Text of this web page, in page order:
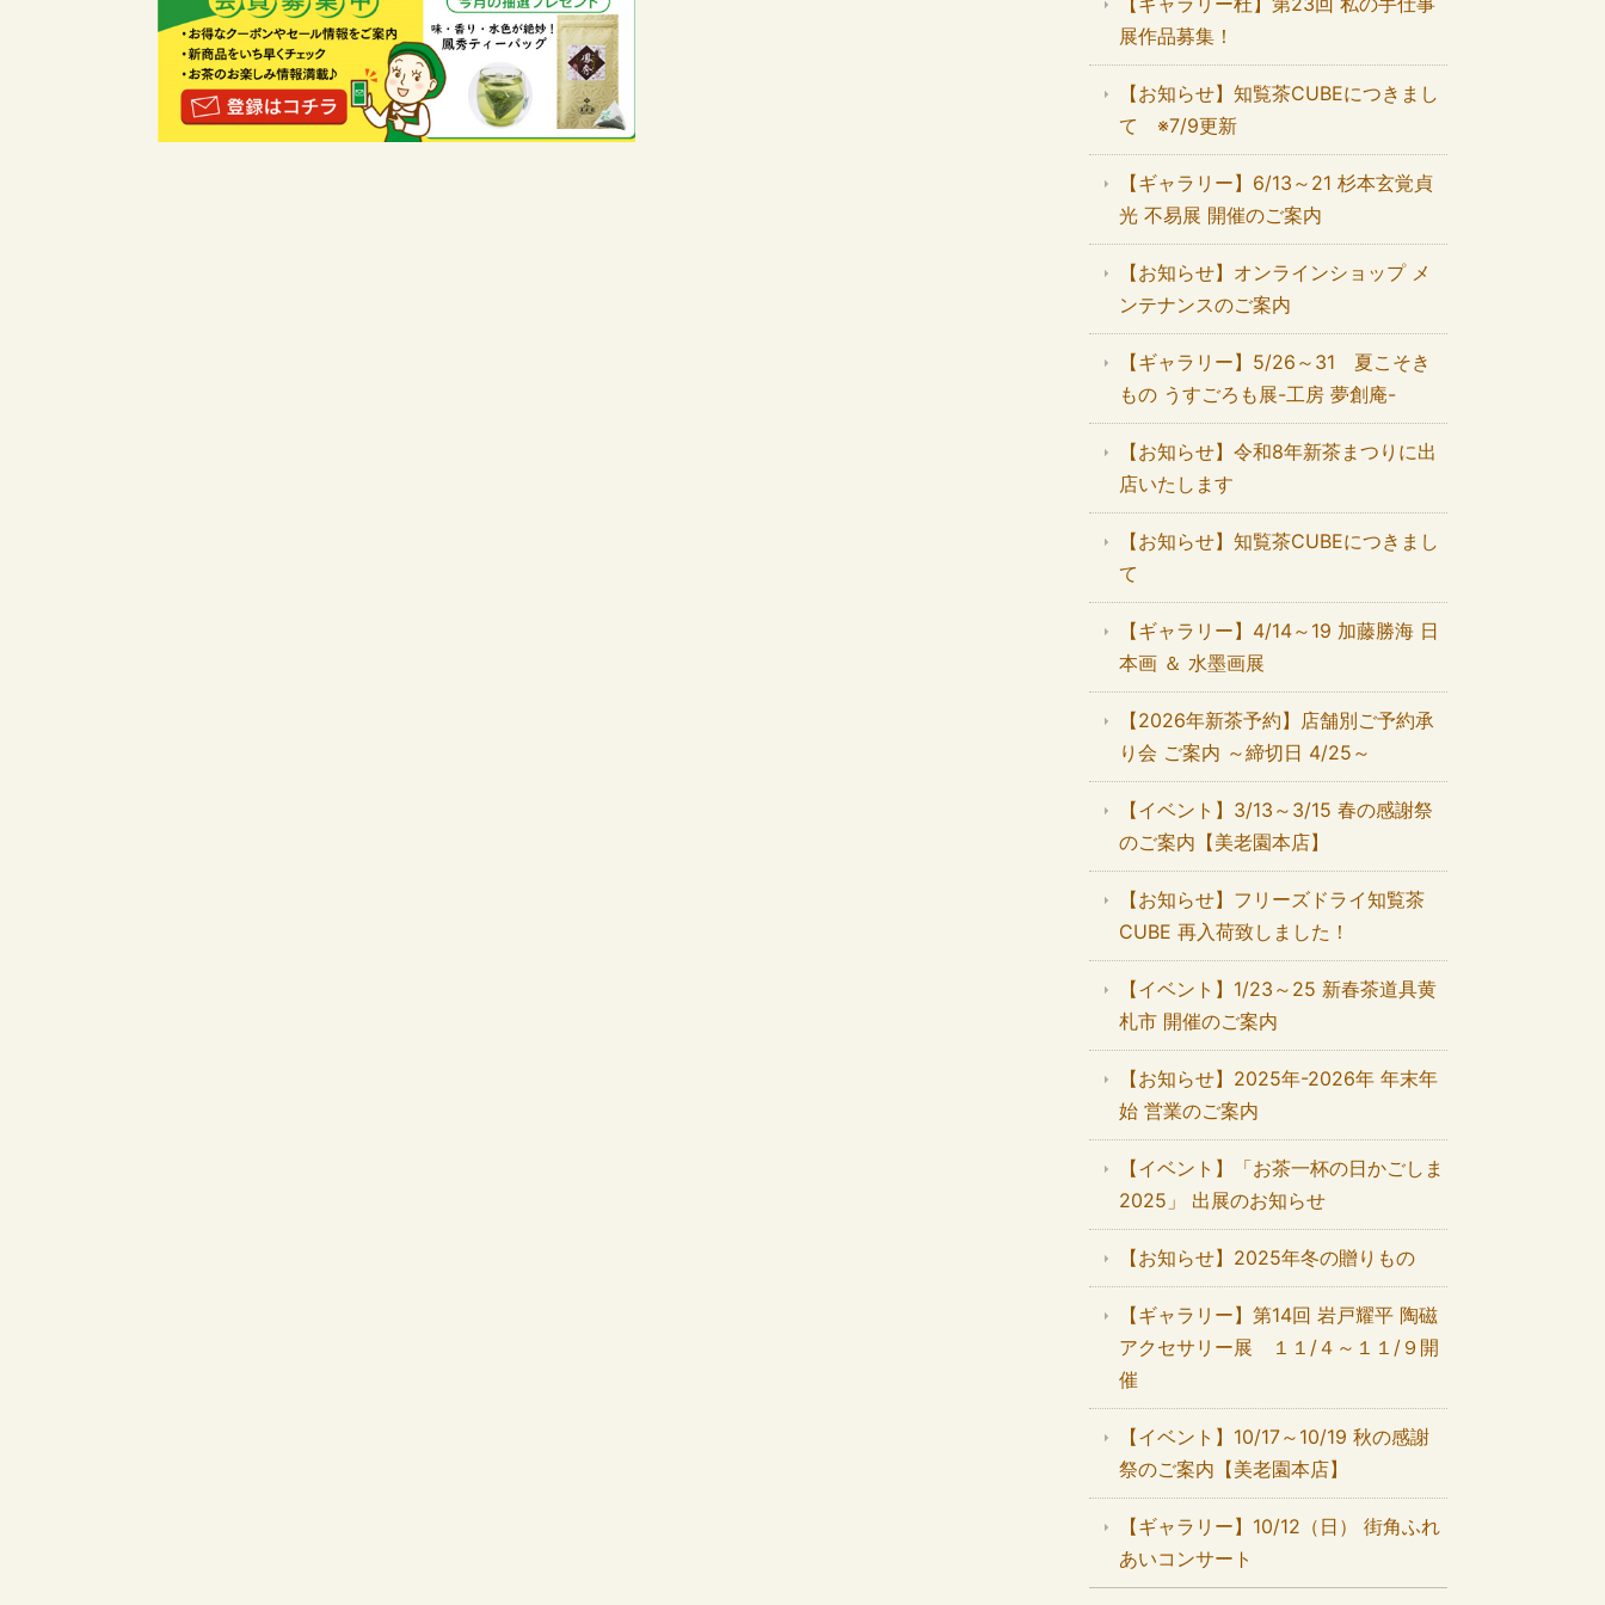
展作品募集！
【お知らせ】知覧茶CUBEにつきまし
て ※7/9更新
【ギャラリー】6/13～21 杉本玄覚貞
光 不易展 開催のご案内
【お知らせ】オンラインショップ メ
ンテナンスのご案内
【ギャラリー】5/26～31 夏こそき
もの うすごろも展-工房 夢創庵-
【お知らせ】令和8年新茶まつりに出
店いたします
【お知らせ】知覧茶CUBEにつきまし
て
【ギャラリー】4/14～19 加藤勝海 日
本画 ＆ 水墨画展
【2026年新茶予約】店舗別ご予約承
り会 ご案内 ～締切日 4/25～
【イベント】3/13～3/15 春の感謝祭
のご案内【美老園本店】
【お知らせ】フリーズドライ知覧茶
CUBE 再入荷致しました！
【イベント】1/23～25 新春茶道具黄
札市 開催のご案内
【お知らせ】2025年-2026年 年末年
始 営業のご案内
【イベント】「お茶一杯の日かごしま
2025」 出展のお知らせ
【お知らせ】2025年冬の贈りもの
【ギャラリー】第14回 岩戸耀平 陶磁
アクセサリー展 １１/４～１１/９開
催
【イベント】10/17～10/19 秋の感謝
祭のご案内【美老園本店】
【ギャラリー】10/12（日） 街角ふれ
あいコンサート